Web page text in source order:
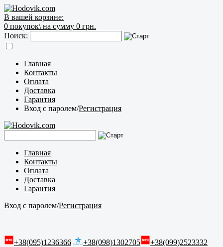
В вашей корзине:
0 покупок\ на сумму 0 грн.
Поиск:
Главная
Контакты
Оплата
Доставка
Гарантия
Вход с паролем/Регистрация
Главная
Контакты
Оплата
Доставка
Гарантия
Вход с паролем/Регистрация
+38(095)1236366 +38(098)1302705 +38(099)2523332